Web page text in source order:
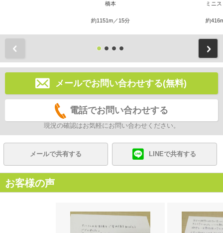
橋本
約1151m／15分
ミニ
約
メールでお問い合わせする(無料)
電話でお問い合わせする
現況の確認はお気軽にお問い合わせください。
メールで共有する LINEで共有する
お客様の声